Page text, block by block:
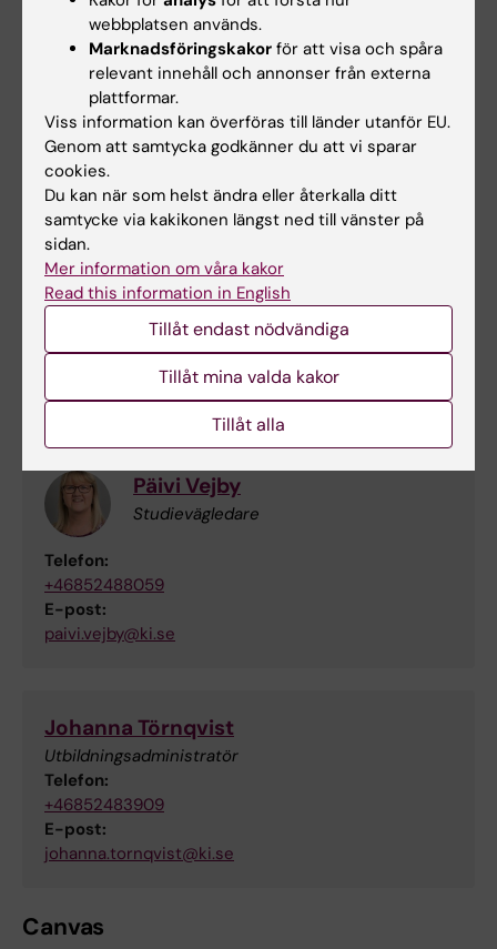
Kursansvarig
Telefon:
+46852483742
E-post:
maria.fjell@ki.se
Utbildningssamordnare
+46852483669
maria.bokedal.langius@ki.se
Päivi Vejby
Studievägledare
Telefon:
+46852488059
E-post:
paivi.vejby@ki.se
Johanna Törnqvist
Utbildningsadministratör
Telefon:
+46852483909
E-post:
johanna.tornqvist@ki.se
Canvas
webbplatsen används.
Marknadsföringskakor för att visa och spåra
relevant innehåll och annonser från externa
plattformar.
Viss information kan överföras till länder utanför EU.
Genom att samtycka godkänner du att vi sparar
cookies.
Du kan när som helst ändra eller återkalla ditt
samtycke via kakikonen längst ned till vänster på
sidan.
Mer information om våra kakor
Read this information in English
Tillåt endast nödvändiga
Tillåt mina valda kakor
Tillåt alla